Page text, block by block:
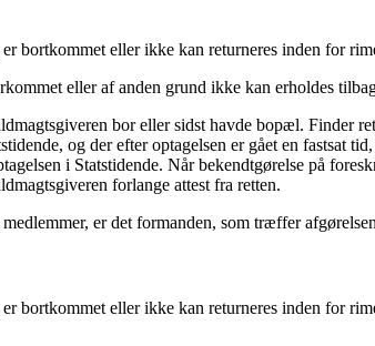
bortkommet eller ikke kan returneres inden for
eller af anden grund ikke kan erholdes
bor eller sidst havde bopæl. Finder
og der efter optagelsen er gået en fastsat
i Statstidende. Når bekendtgørelse på
forlange attest fra retten.
er det formanden, som træffer
bortkommet eller ikke kan returneres inden for